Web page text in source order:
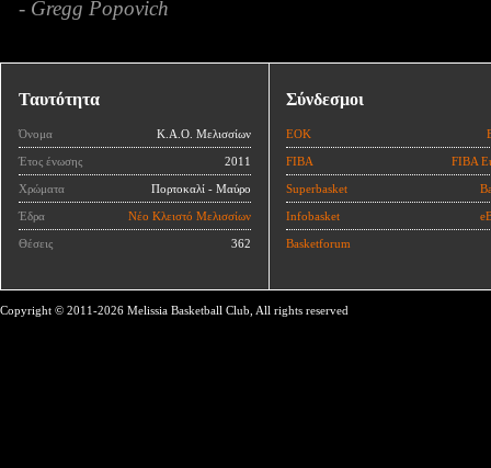
- Gregg Popovich
Ταυτότητα
Όνομα Κ.Α.Ο. Μελισσίων
Έτος ένωσης 2011
Χρώματα Πορτοκαλί - Μαύρο
Έδρα Νέο Κλειστό Μελισσίων
Θέσεις 362
Σύνδεσμοι
ΕΟΚ
FIBA FIBA
Superbasket
Infobasket
Basketforum
Copyright © 2011-2026 Melissia Basketball Club, All rights reserved